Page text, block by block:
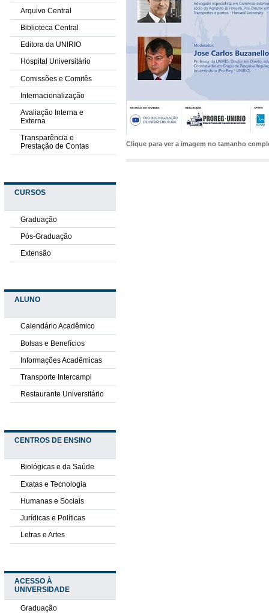
Arquivo Central
Biblioteca Central
Editora da UNIRIO
Hospital Universitário
Comissões e Comitês
Internacionalização
Avaliação Interna e
Externa
Transparência e
Prestação de Contas
CURSOS
Graduação
Pós-Graduação
Extensão
ALUNO
Calendário Acadêmico
Bolsas e Benefícios
Informações Acadêmicas
Transporte Intercampi
Restaurante Universitário
CENTROS DE ENSINO
Biológicas e da Saúde
Exatas e Tecnologia
Humanas e Sociais
Jurídicas e Políticas
Letras e Artes
ACESSO À
UNIVERSIDADE
Graduação
Clique para ver a imagem no tamanho